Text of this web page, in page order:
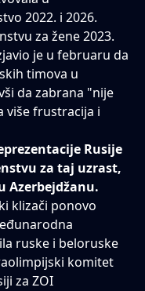
2022. i 2026.
za žene 2023.
je u februaru da
timova u
da zabrana "nije
više frustracija i
Rusije
za taj uzrast,
Azerbejdžanu.
klizači ponovo
ruske i beloruske
komitet
za ZOI